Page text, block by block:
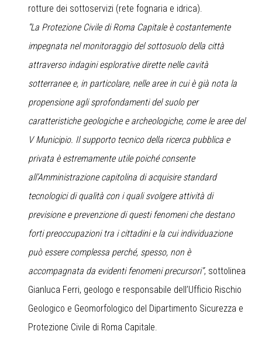
rotture dei sottoservizi (rete fognaria e idrica).
“La Protezione Civile di Roma Capitale è costantemente
impegnata nel monitoraggio del sottosuolo della città
attraverso indagini esplorative dirette nelle cavità
sotterranee e, in particolare, nelle aree in cui è già nota la
propensione agli sprofondamenti del suolo per
caratteristiche geologiche e archeologiche, come le aree del
V Municipio. Il supporto tecnico della ricerca pubblica e
privata è estremamente utile poiché consente
all’Amministrazione capitolina di acquisire standard
tecnologici di qualità con i quali svolgere attività di
previsione e prevenzione di questi fenomeni che destano
forti preoccupazioni tra i cittadini e la cui individuazione
può essere complessa perché, spesso, non è
accompagnata da evidenti fenomeni precursori”, sottolinea
Gianluca Ferri, geologo e responsabile dell’Ufficio Rischio
Geologico e Geomorfologico del Dipartimento Sicurezza e
Protezione Civile di Roma Capitale.